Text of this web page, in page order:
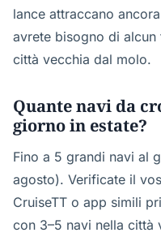
lance attraccano
avrete bisogno di
città vecchia dal molo.
Quante navi da
giorno in estate?
Fino a 5 grandi navi al
agosto). Verificate il
CruiseTT o app simili
con 3–5 navi nella città